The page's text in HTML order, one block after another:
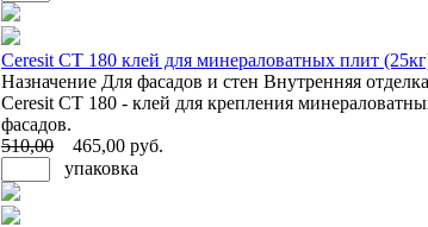
Ceresit CT 180 клей для минераловатных плит
Назначение Для фасадов и стен Внутренняя отделка
Ceresit CT 180 - клей для крепления
фасадов.
510,00 465,00 руб.
упаковка